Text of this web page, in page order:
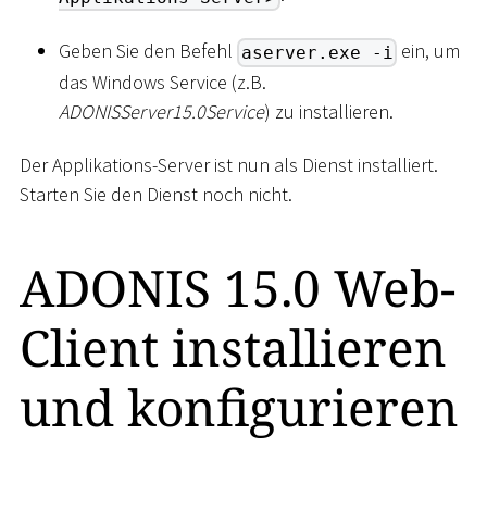
Geben Sie den Befehl aserver.exe -i ein, um
das Windows Service (z.B.
ADONISServer15.0Service) zu installieren.
Der Applikations-Server ist nun als Dienst installiert.
Starten Sie den Dienst noch nicht.
ADONIS 15.0 Web-
Client installieren
und konfigurieren